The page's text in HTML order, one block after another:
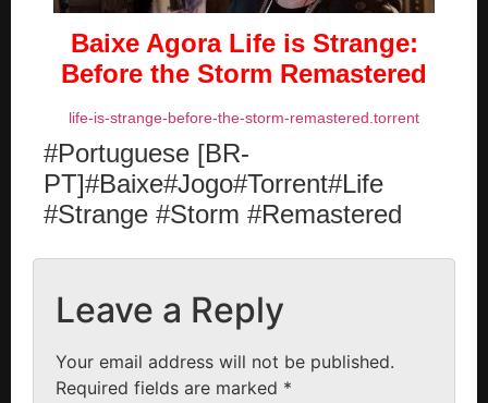
Baixe Agora Life is Strange:
Before the Storm Remastered
life-is-strange-before-the-storm-remastered.torrent
#Portuguese [BR-
PT]#Baixe#Jogo#Torrent#Life
#Strange #Storm #Remastered
Leave a Reply
Your email address will not be published.
Required fields are marked *